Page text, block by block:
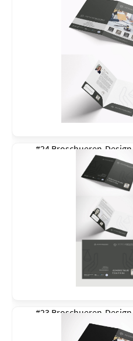
#24 Broschueren-
#23 Broschueren-